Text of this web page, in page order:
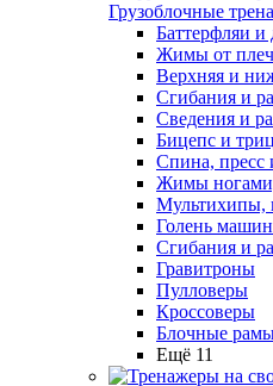
Грузоблочные
Баттерфляи и
Жимы от
Верхняя и
Сгибания и
Сведения и
Бицепс и
Спина,
Жимы
Мультихипы,
Голень
Сгибания и
Гравитроны
Пулловеры
Кроссоверы
Блочные
Ещё 11